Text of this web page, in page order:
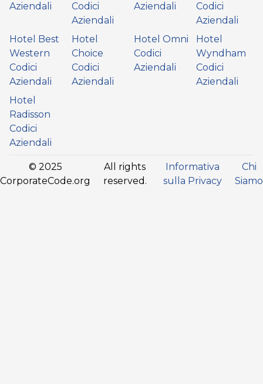
Aziendali
Codici
Aziendali
Aziendali
Codici
Aziendali
Hotel Best
Western
Codici
Aziendali
Hotel
Choice
Codici
Aziendali
Hotel Omni
Codici
Aziendali
Hotel
Wyndham
Codici
Aziendali
Hotel
Radisson
Codici
Aziendali
© 2025
CorporateCode.org
All rights
reserved.
Informativa
sulla Privacy
Chi
Siamo